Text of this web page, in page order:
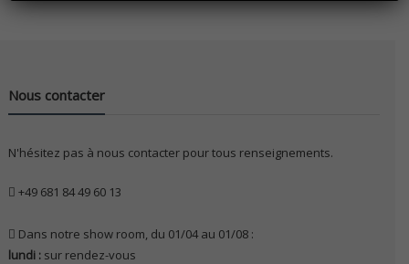
Nous contacter
N'hésitez pas à nous contacter pour tous renseignements.
+49 681 84 49 60 13
Dans notre show room, du 01/04 au 01/08 :
lundi : sur rendez-vous